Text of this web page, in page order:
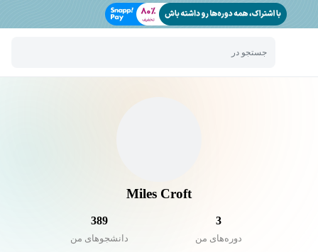
جستجو در
Miles Croft
3
دوره‌های من
389
دانشجو‌های من